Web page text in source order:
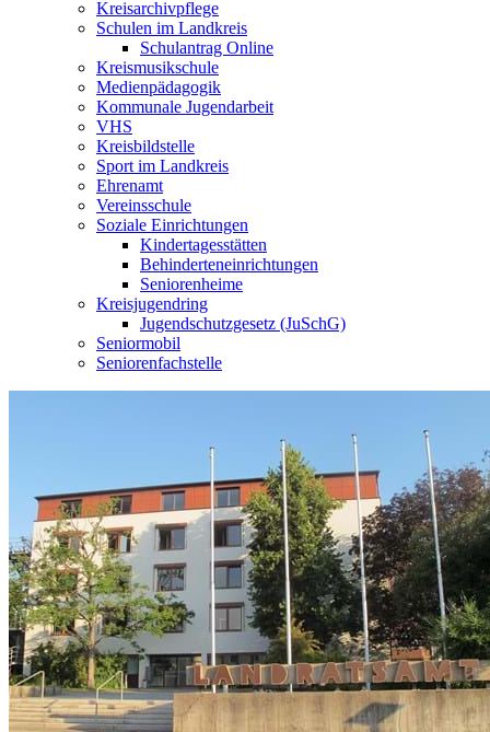
Kreisarchivpflege
Schulen im Landkreis
Schulantrag Online
Kreismusikschule
Medienpädagogik
Kommunale Jugendarbeit
VHS
Kreisbildstelle
Sport im Landkreis
Ehrenamt
Vereinsschule
Soziale Einrichtungen
Kindertagesstätten
Behinderteneinrichtungen
Seniorenheime
Kreisjugendring
Jugendschutzgesetz (JuSchG)
Seniormobil
Seniorenfachstelle